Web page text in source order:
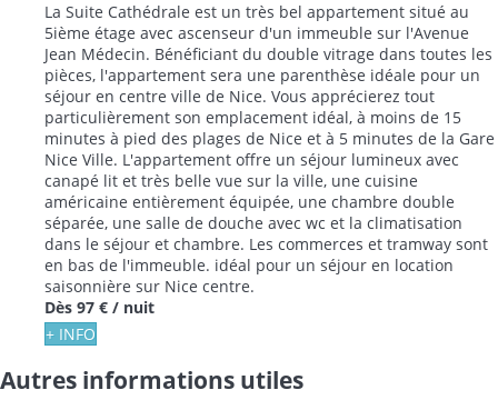
La Suite Cathédrale est un très bel appartement situé au
5ième étage avec ascenseur d'un immeuble sur l'Avenue
Jean Médecin. Bénéficiant du double vitrage dans toutes les
pièces, l'appartement sera une parenthèse idéale pour un
séjour en centre ville de Nice. Vous apprécierez tout
particulièrement son emplacement idéal, à moins de 15
minutes à pied des plages de Nice et à 5 minutes de la Gare
Nice Ville. L'appartement offre un séjour lumineux avec
canapé lit et très belle vue sur la ville, une cuisine
américaine entièrement équipée, une chambre double
séparée, une salle de douche avec wc et la climatisation
dans le séjour et chambre. Les commerces et tramway sont
en bas de l'immeuble. idéal pour un séjour en location
saisonnière sur Nice centre.
Dès 97 € / nuit
+ INFO
Autres informations utiles